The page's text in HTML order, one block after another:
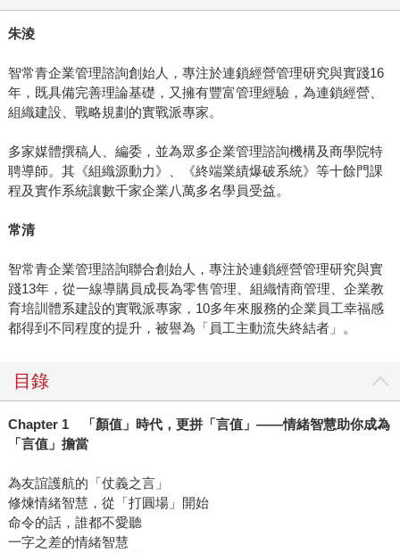
朱淩
智常青企業管理諮詢創始人，專注於連鎖經營管理研究與實踐16
年，既具備完善理論基礎，又擁有豐富管理經驗，為連鎖經營、
組織建設、戰略規劃的實戰派專家。
多家媒體撰稿人、編委，並為眾多企業管理諮詢機構及商學院特
聘導師。其《組織源動力》、《終端業績爆破系統》等十餘門課
程及實作系統讓數千家企業八萬多名學員受益。
常清
智常青企業管理諮詢聯合創始人，專注於連鎖經營管理研究與實
踐13年，從一線導購員成長為零售管理、組織情商管理、企業教
育培訓體系建設的實戰派專家，10多年來服務的企業員工幸福感
都得到不同程度的提升，被譽為「員工主動流失終結者」。
目錄
Chapter 1「顏值」時代，更拼「言值」 ——情緒智慧助你成為
「言值」擔當
為友誼護航的「仗義之言」
修煉情緒智慧，從「打圓場」開始
命令的話，誰都不愛聽
一字之差的情緒智慧